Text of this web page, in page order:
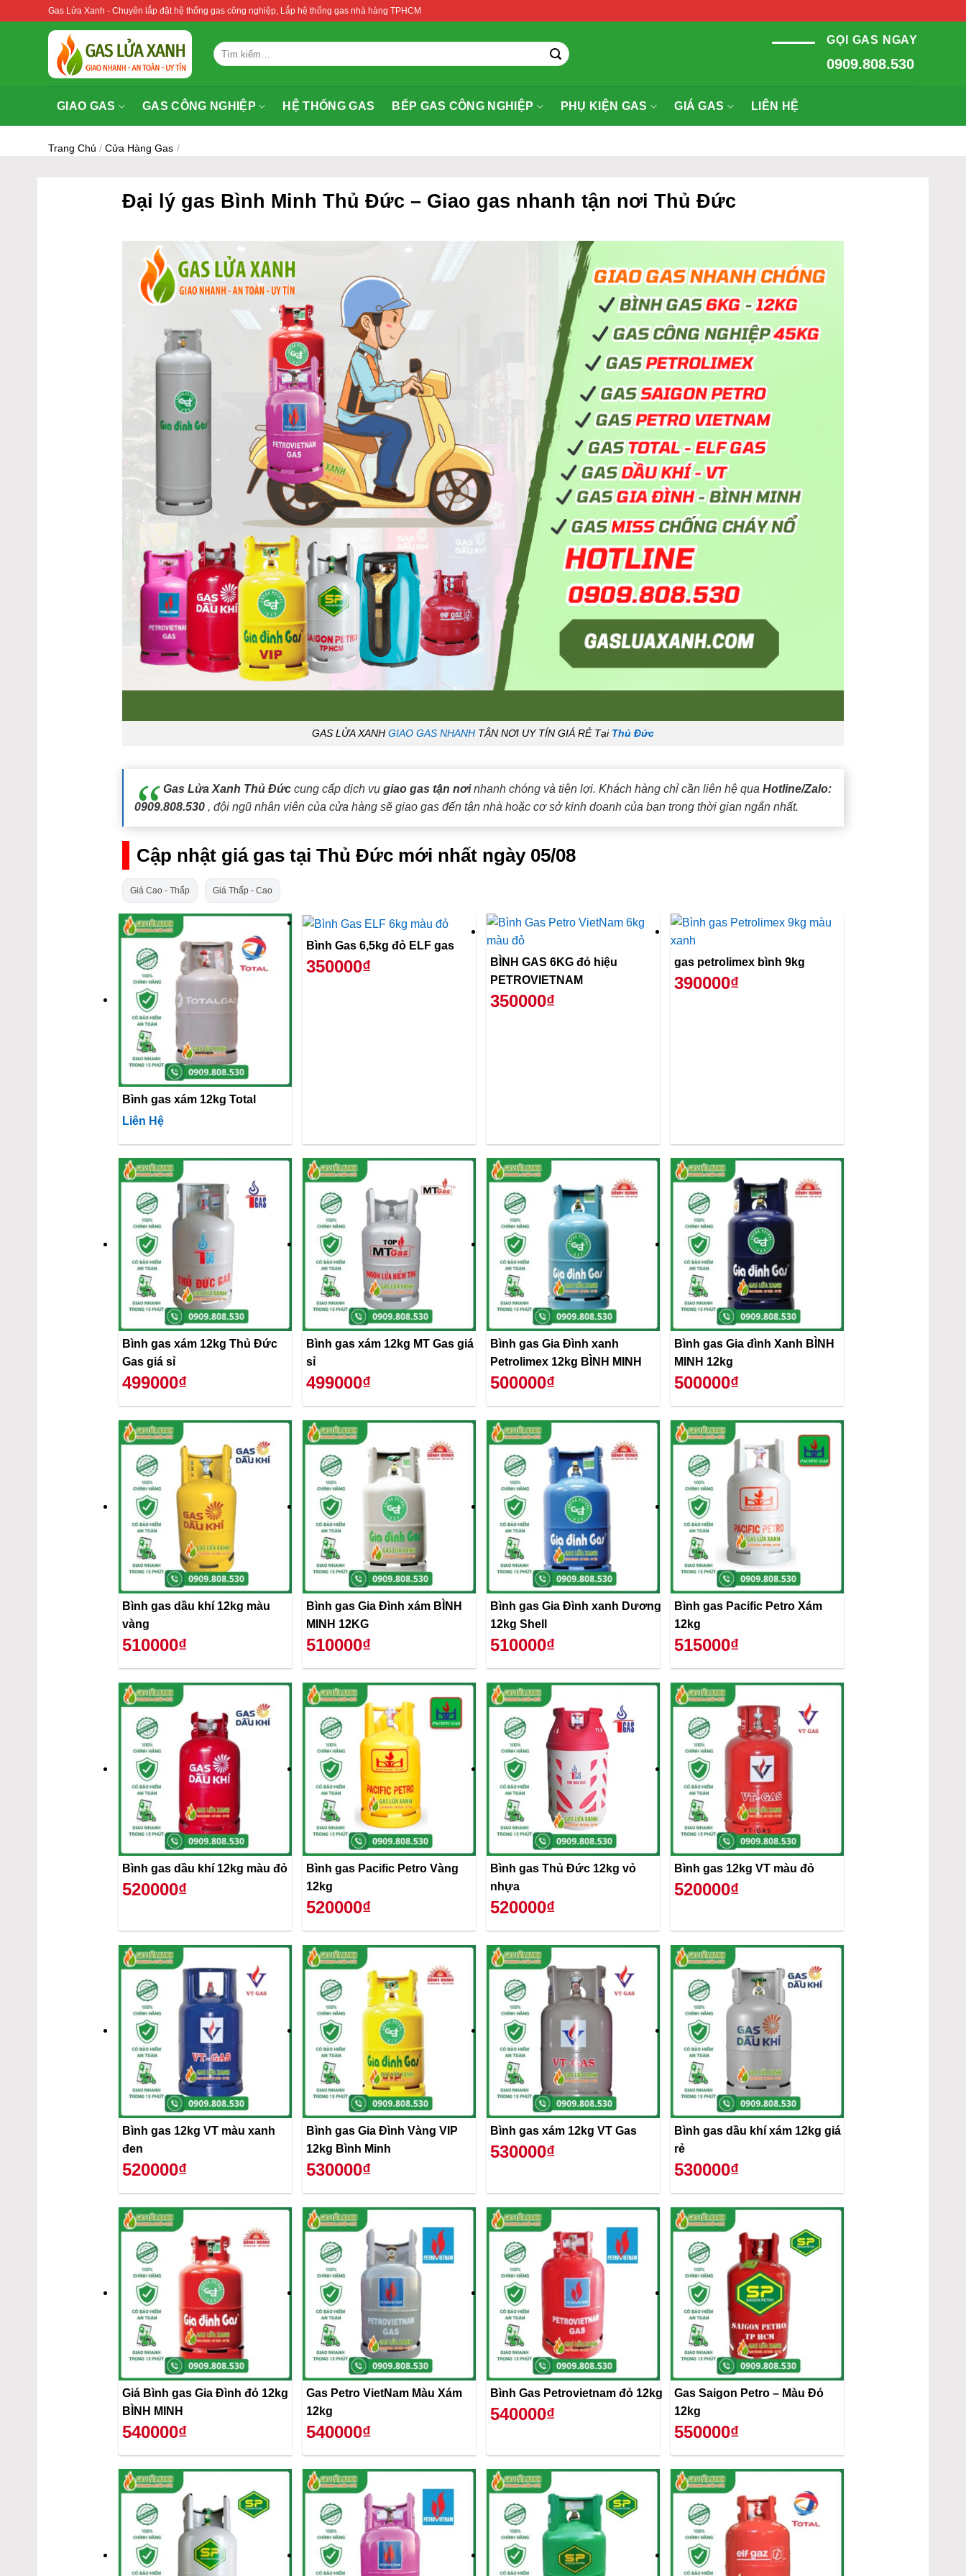
Gas Lửa Xanh - Chuyên lắp đặt hệ thống gas công nghiệp, Lắp hệ thống gas nhà hàng TPHCM
Tìm
kiếm:
GỌI GAS NGAY
0909.808.530
GIAO GAS GAS CÔNG NGHIỆP HỆ THỐNG GAS BẾP GAS CÔNG NGHIỆP PHỤ KIỆN GAS GIÁ GAS LIÊN HỆ
Trang Chủ / Cửa Hàng Gas /
Đại lý gas Bình Minh Thủ Đức – Giao gas nhanh tận nơi Thủ Đức
GAS LỬA XANH GIAO GAS NHANHTẬN NƠI UY TÍN GIÁ RẺ Tại Thủ Đức
Gas Lửa Xanh Thủ Đức cung cấp dịch vụgiao gas tận nơinhanh chóng và tiện lợi. Khách hàng chỉ cần liên hệ quaHotline/Zalo:
0909.808.530 , đội ngũ nhân viên của cửa hàng sẽ giao gas đến tận nhà hoặc cơ sở kinh doanh của bạn trong thời gian ngắn nhất.
Cập nhật giá gas tại Thủ Đức mới nhất ngày 05/08
Giá Cao - Thấp Giá Thấp - Cao
Bình gas xám 12kg Total
Liên Hệ
Bình Gas 6,5kg đỏ ELF gas
350000₫
BÌNH GAS 6KG đỏ hiệu
PETROVIETNAM
350000₫
gas petrolimex bình 9kg
390000₫
Bình gas xám 12kg Thủ Đức
Gas giá sỉ
499000₫
Bình gas xám 12kg MT Gas giá
sỉ
499000₫
Bình gas Gia Đình xanh
Petrolimex 12kg BÌNH MINH
500000₫
Bình gas Gia đình Xanh BÌNH
MINH 12kg
500000₫
Bình gas dầu khí 12kg màu
vàng
510000₫
Bình gas Gia Đình xám BÌNH
MINH 12KG
510000₫
Bình gas Gia Đình xanh Dương
12kg Shell
510000₫
Bình gas Pacific Petro Xám
12kg
515000₫
Bình gas dầu khí 12kg màu đỏ
520000₫
Bình gas Pacific Petro Vàng
12kg
520000₫
Bình gas Thủ Đức 12kg vỏ
nhựa
520000₫
Bình gas 12kg VT màu đỏ
520000₫
Bình gas 12kg VT màu xanh
đen
520000₫
Bình gas Gia Đình Vàng VIP
12kg Bình Minh
530000₫
Bình gas xám 12kg VT Gas
530000₫
Bình gas dầu khí xám 12kg giá
rẻ
530000₫
Giá Bình gas Gia Đình đỏ 12kg
BÌNH MINH
540000₫
Gas Petro VietNam Màu Xám
12kg
540000₫
Bình Gas Petrovietnam đỏ 12kg
540000₫
Gas Saigon Petro – Màu Đỏ
12kg
550000₫